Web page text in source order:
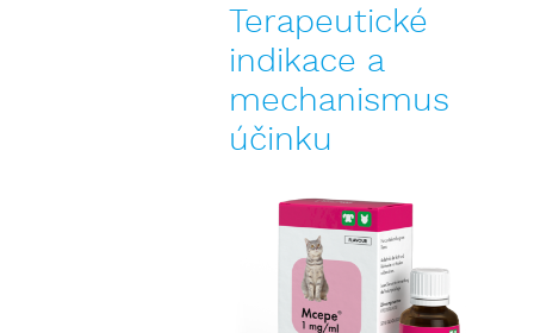
Terapeutické
indikace a
mechanismus
účinku